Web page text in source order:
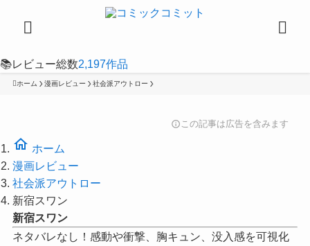
📚レビュー総数2,197作品
ホーム 漫画レビュー 社会派アウトロー
infoこの記事は広告を含みます
home ホーム
漫画レビュー
社会派アウトロー
新宿スワン
新宿スワン
ネタバレなし！感動や衝撃、胸キュン、没入感を可視化